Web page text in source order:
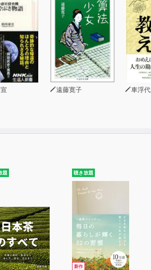
遠藤寛子 車浮代
題 聴き放題
新作